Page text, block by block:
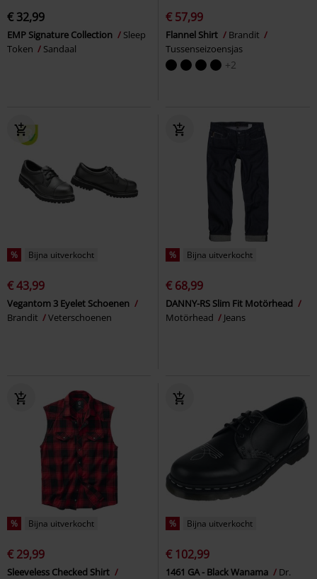
€ 32,99
EMP Signature Collection
Sleep
Token
Sandaal
€ 57,99
Flannel Shirt
Brandit
Tussenseizoensjas
+2
% Bijna uitverkocht
€ 43,99
Vegantom 3 Eyelet Schoenen
Brandit
Veterschoenen
% Bijna uitverkocht
€ 68,99
DANNY-RS Slim Fit Motörhead
Motörhead
Jeans
% Bijna uitverkocht
€ 29,99
Sleeveless Checked Shirt
% Bijna uitverkocht
€ 102,99
1461 GA - Black Wanama
Dr.